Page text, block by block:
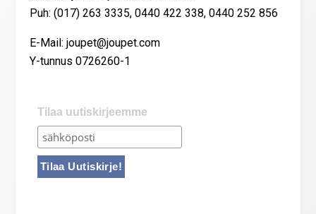
Puh: (017) 263 3335, 0440 422 338, 0440 252 856
E-Mail: joupet@joupet.com
Y-tunnus 0726260-1
Tilaa uutiskirjeemme